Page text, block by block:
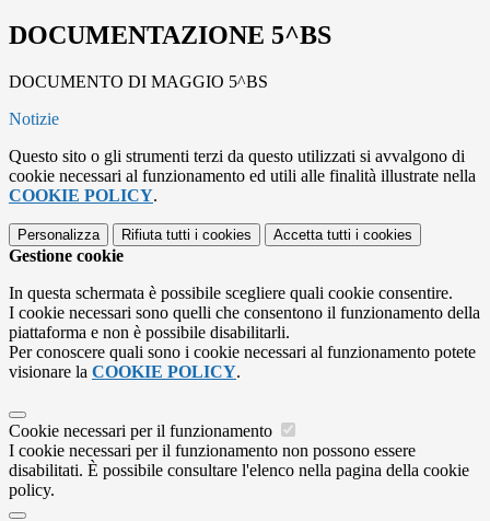
DOCUMENTAZIONE 5^BS
DOCUMENTO DI MAGGIO 5^BS
Notizie
Questo sito o gli strumenti terzi da questo utilizzati si avvalgono di
cookie necessari al funzionamento ed utili alle finalità illustrate nella
COOKIE POLICY.
Personalizza Rifiuta tutti i cookies Accetta tutti i cookies
Gestione cookie
In questa schermata è possibile scegliere quali cookie consentire.
I cookie necessari sono quelli che consentono il funzionamento della
piattaforma e non è possibile disabilitarli.
Per conoscere quali sono i cookie necessari al funzionamento potete
visionare la COOKIE POLICY.
Cookie necessari per il funzionamento
I cookie necessari per il funzionamento non possono essere
disabilitati. È possibile consultare l'elenco nella pagina della cookie
policy.